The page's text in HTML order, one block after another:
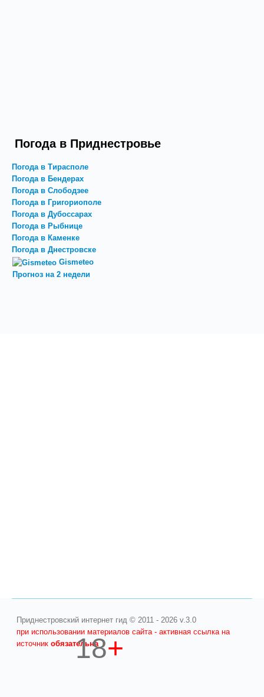
Погода в Приднестровье
Погода в Тирасполе
Погода в Бендерах
Погода в Слободзее
Погода в Григориополе
Погода в Дубоссарах
Погода в Рыбнице
Погода в Каменке
Погода в Днестровске
Gismeteo
Прогноз на 2 недели
Приднестровский интернет гид © 2011 - 2026 v.3.0
при использовании материалов сайта - активная ссылка на
источникобязательна
18+